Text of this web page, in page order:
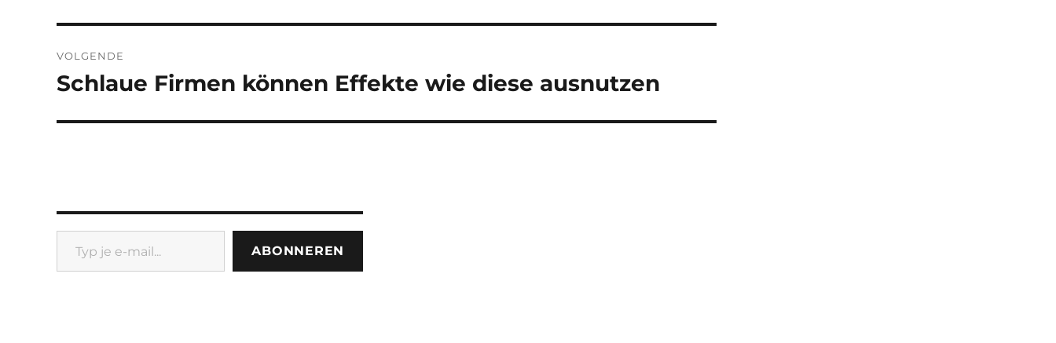
VOLGENDE
Volgend
Schlaue Firmen können Effekte wie diese ausnutzen
Typ je e-mail...
ABONNEREN